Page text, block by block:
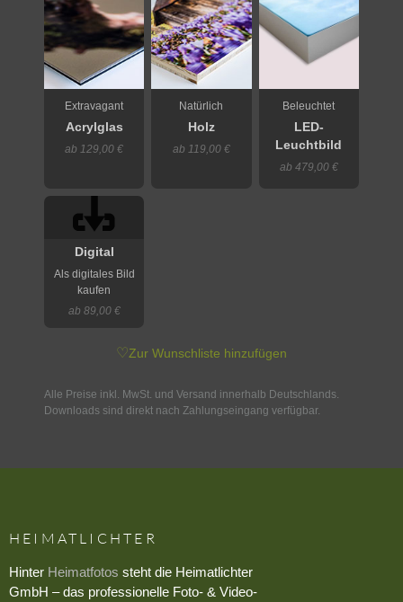
Extravagant
Acrylglas
ab 129,00 €
Natürlich
Holz
ab 119,00 €
Beleuchtet
LED-
Leuchtbild
ab 479,00 €
Digital
Als digitales Bild
kaufen
ab 89,00 €
♡Zur Wunschliste hinzufügen
Alle Preise inkl. MwSt. und Versand innerhalb Deutschlands.
Downloads sind direkt nach Zahlungseingang verfügbar.
HEIMATLICHTER
Hinter Heimatfotos steht die Heimatlichter
GmbH – das professionelle Foto- & Video-